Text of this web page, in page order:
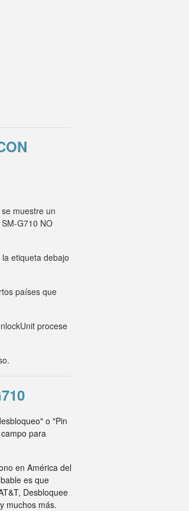
muestre un
G710 NO
etiqueta debajo
países que
procese
o "Pin
para
en América del
es que
Desbloquee
muchos más.